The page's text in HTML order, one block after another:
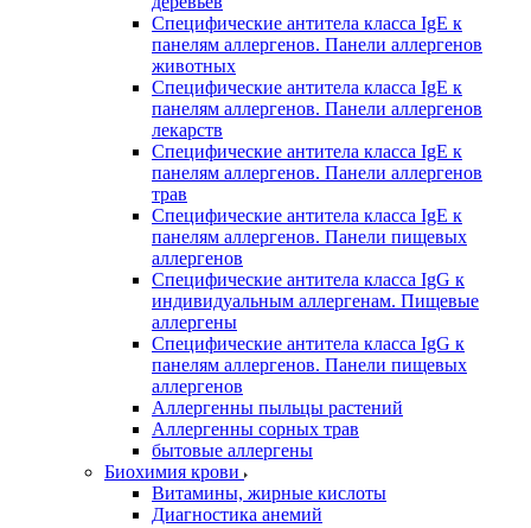
Специфические антитела класса IgE к
панелям аллергенов. Панели аллергенов
животных
Специфические антитела класса IgE к
панелям аллергенов. Панели аллергенов
лекарств
Специфические антитела класса IgE к
панелям аллергенов. Панели аллергенов
трав
Специфические антитела класса IgE к
панелям аллергенов. Панели пищевых
аллергенов
Специфические антитела класса IgG к
индивидуальным аллергенам. Пищевые
аллергены
Специфические антитела класса IgG к
панелям аллергенов. Панели пищевых
аллергенов
Аллергенны пыльцы растений
Аллергенны сорных трав
бытовые аллергены
Биохимия крови
Витамины, жирные кислоты
Диагностика анемий